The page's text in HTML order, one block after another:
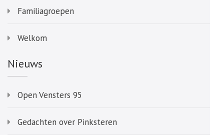
Familiagroepen
Welkom
Nieuws
Open Vensters 95
Gedachten over Pinksteren